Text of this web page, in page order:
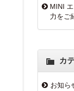
MINI
力をご
カ
お知ら